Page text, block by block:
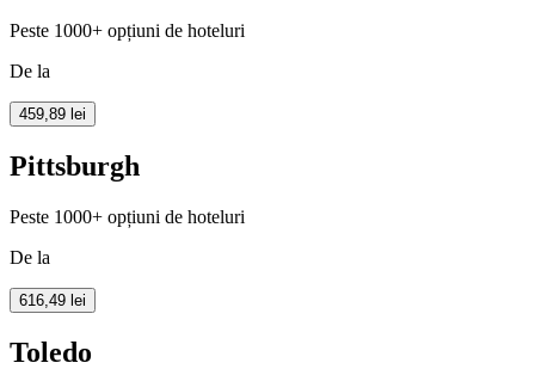
Peste 1000+ opțiuni de hoteluri
De la
459,89 lei
Pittsburgh
Peste 1000+ opțiuni de hoteluri
De la
616,49 lei
Toledo